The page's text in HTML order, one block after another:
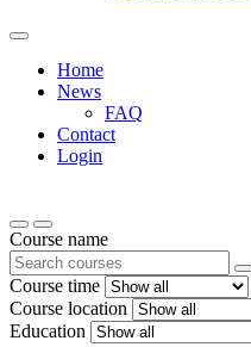
Home
News
FAQ
Contact
Login
Course name
Course time
Course location
Education